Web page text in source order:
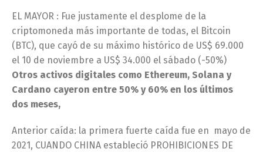
EL MAYOR : Fue justamente el desplome de la
criptomoneda más importante de todas, el Bitcoin
(BTC), que cayó de su máximo histórico de US$ 69.000
el 10 de noviembre a US$ 34.000 el sábado (-50%)
Otros activos digitales como Ethereum, Solana y
Cardano cayeron entre 50% y 60% en los últimos
dos meses,
Anterior caída: la primera fuerte caída fue en mayo de
2021, CUANDO CHINA estableció PROHIBICIONES DE